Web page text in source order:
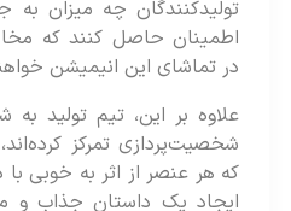
تولیدکنندگان چه میزان به
اطمینان حاصل کنند که مخاطبان
در تماشای این انیمیشن خواهند
علاوه بر این، تیم تولید به شدت
شخصیت‌پردازی تمرکز کرده‌‌اند،
که هر عنصر از اثر به خوبی با
ایجاد یک داستان جذاب و